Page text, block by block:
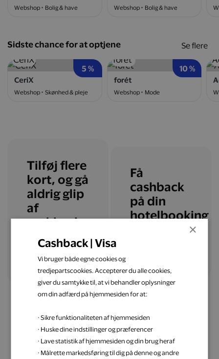
Webshop Bolig & have Webshop Bolig & have
Sidste chance for at optjene
5 %
CeriX
Webshop Skønhed & pleje
10 %
forét
Webshop Mode
Se flere
Tilføj flere
kort, og gå
aldrig glip
af
cashback
Tilføj flere kort
Få
cashback
på din
hotelbooking
Få inspiration til din
×
Cashback | Visa
Vi bruger både egne cookies og
tredjepartscookies. Accepterer du alle cookies,
giver du samtykke til, at vi behandler oplysninger
om din adfærd på hjemmesiden for at:
· Sikre funktionaliteten af hjemmesiden
· Huske dine indstillinger og præferencer
· Lave statistik af hjemmesiden og din brug heraf
· Målrette markedsføring til dig på denne og andre